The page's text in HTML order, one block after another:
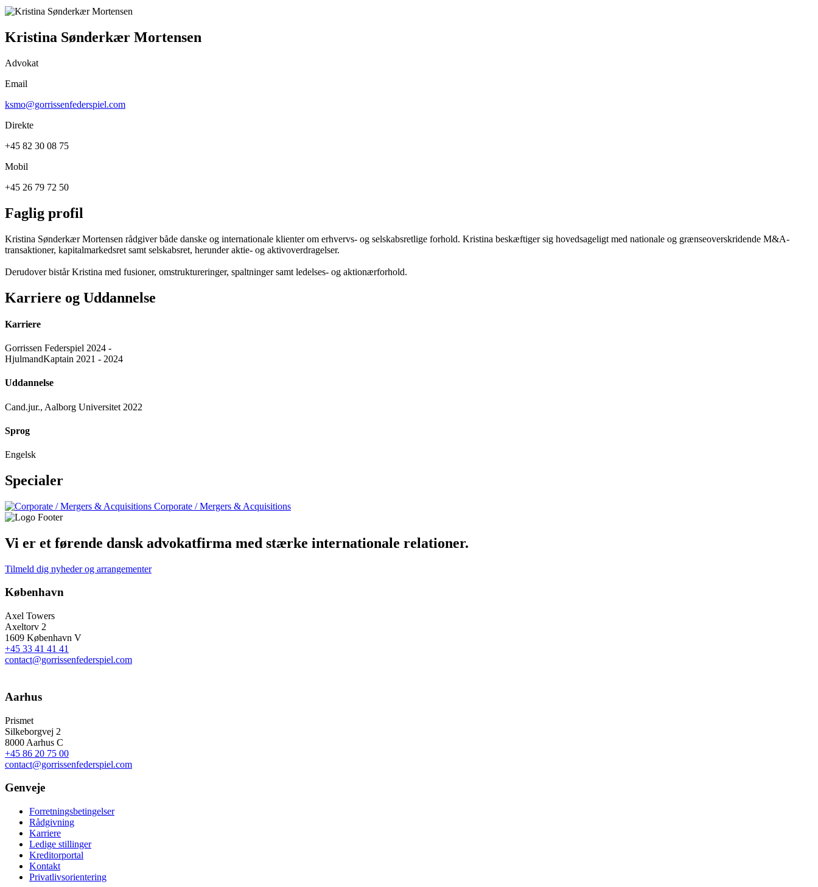
Kristina Sønderkær Mortensen
Advokat
Email
ksmo@gorrissenfederspiel.com
Direkte
+45 82 30 08 75
Mobil
+45 26 79 72 50
Faglig profil
Kristina Sønderkær Mortensen rådgiver både danske og internationale klienter om erhvervs- og selskabsretlige forhold. Kristina beskæftiger sig hovedsageligt med nationale og grænseoverskridende M&A-
transaktioner, kapitalmarkedsret samt selskabsret, herunder aktie- og aktivoverdragelser.
Derudover bistår Kristina med fusioner, omstruktureringer, spaltninger samt ledelses- og aktionærforhold.
Karriere og Uddannelse
Karriere
Gorrissen Federspiel 2024 -
HjulmandKaptain 2021 - 2024
Uddannelse
Cand.jur., Aalborg Universitet 2022
Sprog
Engelsk
Specialer
Corporate / Mergers & Acquisitions
Vi er et førende dansk advokatfirma med stærke internationale relationer.
Tilmeld dig nyheder og arrangementer
København
Axel Towers
Axeltorv 2
1609 København V
+45 33 41 41 41
contact@gorrissenfederspiel.com
Aarhus
Prismet
Silkeborgvej 2
8000 Aarhus C
+45 86 20 75 00
contact@gorrissenfederspiel.com
Genveje
Forretningsbetingelser
Rådgivning
Karriere
Ledige stillinger
Kreditorportal
Kontakt
Privatlivsorientering